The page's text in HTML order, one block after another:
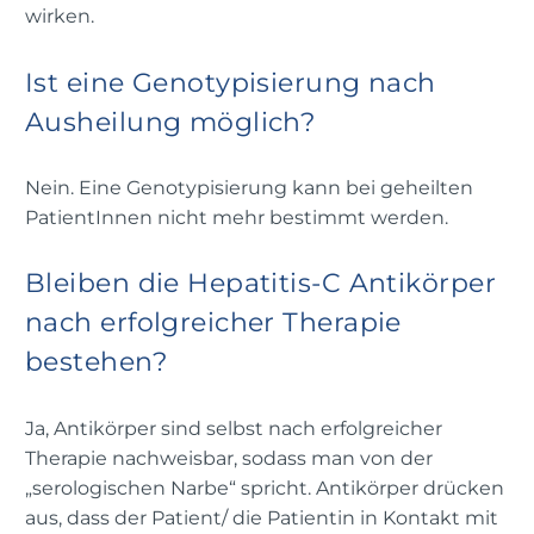
wirken.
Ist eine Genotypisierung nach
Ausheilung möglich?
Nein. Eine Genotypisierung kann bei geheilten
PatientInnen nicht mehr bestimmt werden.
Bleiben die Hepatitis-C Antikörper
nach erfolgreicher Therapie
bestehen?
Ja, Antikörper sind selbst nach erfolgreicher
Therapie nachweisbar, sodass man von der
„serologischen Narbe“ spricht. Antikörper drücken
aus, dass der Patient/ die Patientin in Kontakt mit